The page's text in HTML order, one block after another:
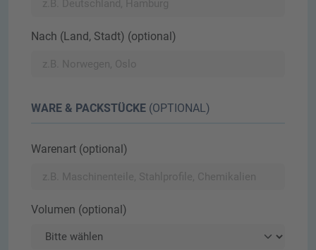
Nach (Land, Stadt) (optional)
WARE & PACKSTÜCKE (OPTIONAL)
Warenart (optional)
Volumen (optional)